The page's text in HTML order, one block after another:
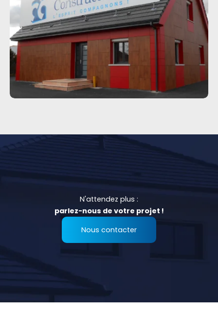
N'attendez plus :
parlez-nous de votre projet !
Nous contacter